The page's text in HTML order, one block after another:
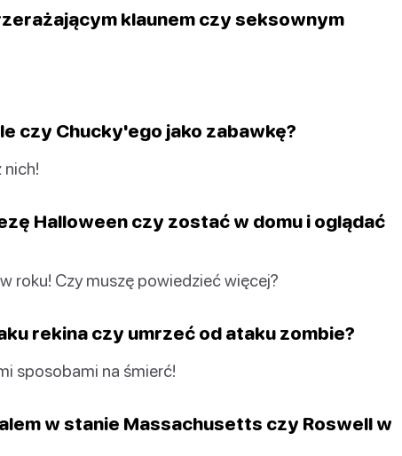
klaunem czy seksownym
czy Chucky'ego jako zabawkę?
nich!
Halloween czy zostać w domu i oglądać
roku! Czy muszę powiedzieć więcej?
rekina czy umrzeć od ataku zombie?
sposobami na śmierć!
w stanie Massachusetts czy Roswell w